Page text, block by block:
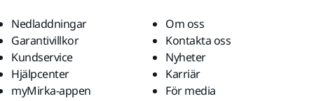
Nedladdningar
Garantivillkor
Kundservice
Hjälpcenter
myMirka-appen
Om oss
Kontakta oss
Nyheter
Karriär
För media